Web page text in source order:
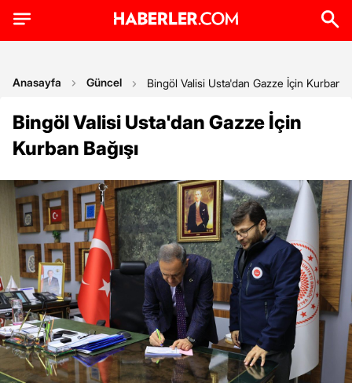
Anasayfa Güncel Bingöl Valisi Usta'dan Gazze İçin Kurban
Bingöl Valisi Usta'dan Gazze İçin
Kurban Bağışı